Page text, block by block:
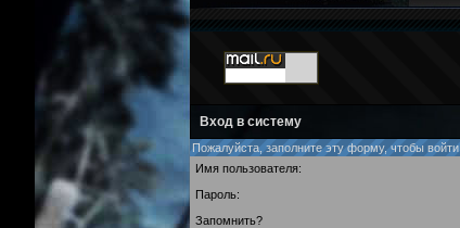
Вход в систему
Пожалуйста, заполните эту форму, чтобы войти
Имя пользователя:
Пароль:
Запомнить?